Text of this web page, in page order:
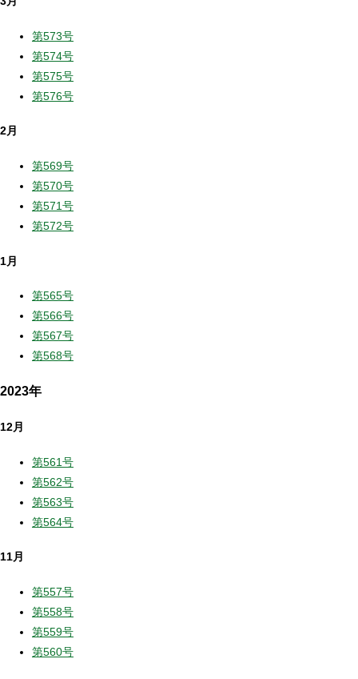
第573号
第574号
第575号
第576号
2月
第569号
第570号
第571号
第572号
1月
第565号
第566号
第567号
第568号
2023年
12月
第561号
第562号
第563号
第564号
11月
第557号
第558号
第559号
第560号